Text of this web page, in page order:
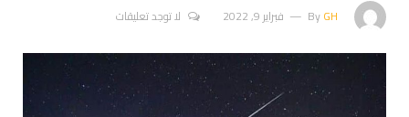
ByGH فبراير 9, 2022 لا توجد تعليقات